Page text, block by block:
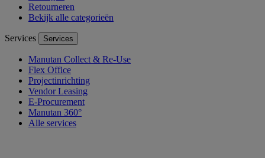
Retourneren
Bekijk alle categorieën
Services Services
Manutan Collect & Re-Use
Flex Office
Projectinrichting
Vendor Leasing
E-Procurement
Manutan 360°
Alle services